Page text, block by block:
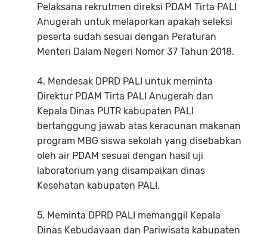
Pelaksana rekrutmen direksi PDAM Tirta PALI
Anugerah untuk melaporkan apakah seleksi
peserta sudah sesuai dengan Peraturan
Menteri Dalam Negeri Nomor 37 Tahun 2018.
4. Mendesak DPRD PALI untuk meminta
Direktur PDAM Tirta PALI Anugerah dan
Kepala Dinas PUTR kabupaten PALI
bertanggung jawab atas keracunan makanan
program MBG siswa sekolah yang disebabkan
oleh air PDAM sesuai dengan hasil uji
laboratorium yang disampaikan dinas
Kesehatan kabupaten PALI.
5. Meminta DPRD PALI memanggil Kepala
Dinas Kebudayaan dan Pariwisata kabupaten